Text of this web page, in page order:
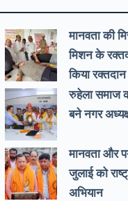
मानवता की
मिशन के
किया रक्तदान
रुहेला समाज
बने नगर
मानवता और
जुलाई को
अभियान